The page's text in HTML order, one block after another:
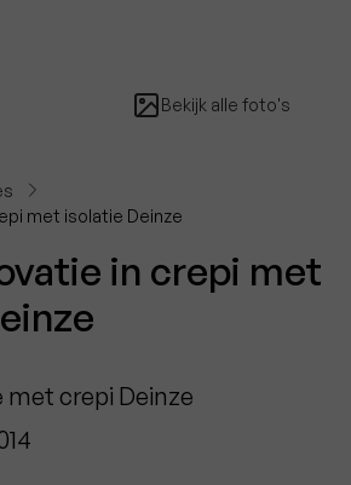
Bekijk alle foto's
met isolatie Deinze
in crepi met
crepi Deinze